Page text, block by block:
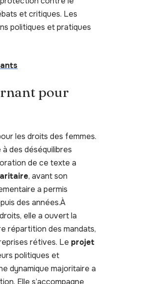
et critiques. Les
politiques et pratiques
pour
les droits des femmes.
des déséquilibres
de ce texte a
, avant son
a permis
des années.À
elle a ouvert la
répartition des mandats,
rétives. Le projet
politiques et
dynamique majoritaire a
Elle s’accompagne